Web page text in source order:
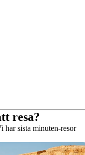
resa?
har sista minuten-resor